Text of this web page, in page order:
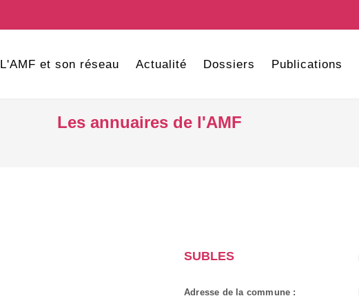
L'AMF et son réseau Actualité Dossiers Publications
Les annuaires de l'AMF
SUBLES
Adresse de la commune :